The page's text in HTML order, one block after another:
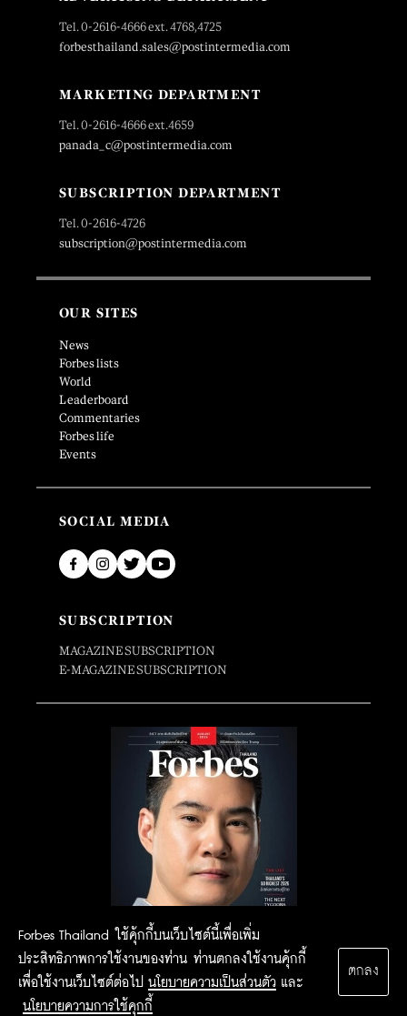
Forbes Thailand ใช้คุ้กกี้บนเว็บไซต์นี้เพื่อเพิ่ม
ประสิทธิภาพการใช้งานของท่าน ท่านตกลงใช้งานคุ้กกี้
เพื่อใช้งานเว็บไซต์ต่อไป นโยบายความเป็นส่วนตัว และ
นโยบายความการใช้คุกกี้
ตกลง
Tel. 0-2616-4666 ext. 4768,4725
forbesthailand.sales@postintermedia.com
MARKETING DEPARTMENT
Tel. 0-2616-4666 ext.4659
panada_c@postintermedia.com
SUBSCRIPTION DEPARTMENT
Tel. 0-2616-4726
subscription@postintermedia.com
OUR SITES
News
Forbes lists
World
Leaderboard
Commentaries
Forbes life
Events
SOCIAL MEDIA
SUBSCRIPTION
MAGAZINE SUBSCRIPTION
E-MAGAZINE SUBSCRIPTION